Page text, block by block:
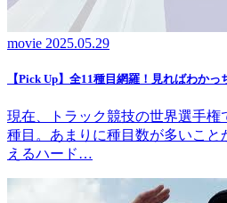
movie 2025.05.29
【Pick Up】全11種目網羅！見ればわか
現在、トラック競技の世界選手権
種目。あまりに種目数が多いこと
えるハード…